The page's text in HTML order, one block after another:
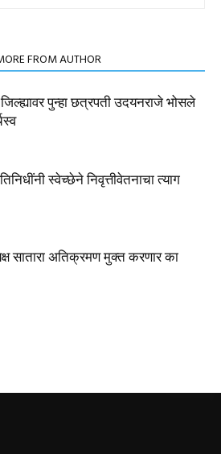
FROM AUTHOR
जिल्ह्यावर पुन्हा छत्रपती उदयनराजे भोसले
स्वेच्छेने निवृत्तीवेतनाचा त्याग
सातारा अतिक्रमण मुक्त करणार का